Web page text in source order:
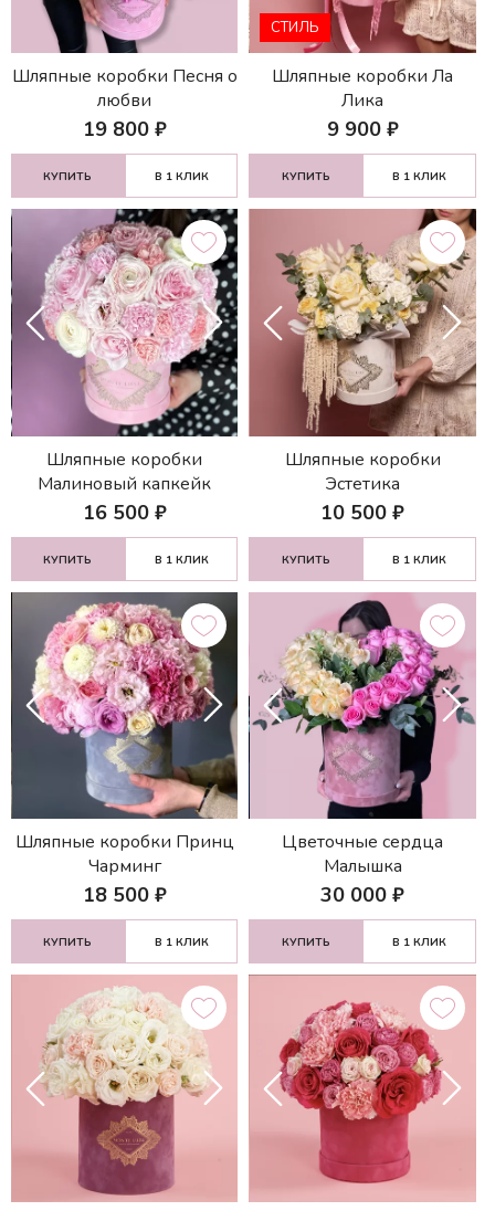
Шляпные коробки Песня о
любви
19 800₽
КУПИТЬ В 1 КЛИК
СТИЛЬ
Шляпные коробки Ла
Лика
9 900₽
КУПИТЬ В 1 КЛИК
Шляпные коробки
Малиновый капкейк
16 500₽
КУПИТЬ В 1 КЛИК
Шляпные коробки
Эстетика
10 500 ₽
КУПИТЬ В 1 КЛИК
Шляпные коробки Принц
Чарминг
18 500₽
КУПИТЬ В 1 КЛИК
Цветочные сердца
Малышка
30 000 ₽
КУПИТЬ В 1 КЛИК